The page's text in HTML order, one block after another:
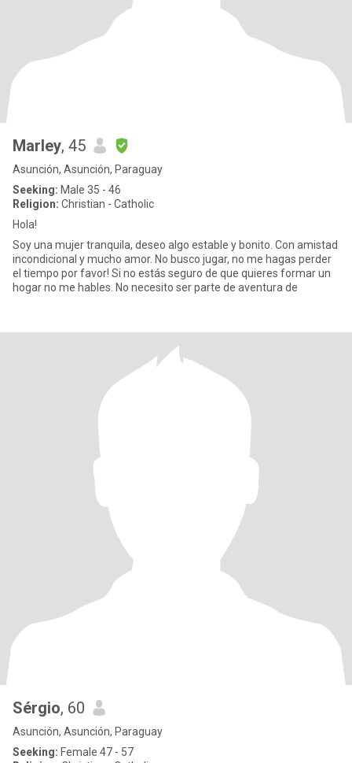
Marley, 45
Asunción, Asunción, Paraguay
Seeking: Male 35 - 46
Religion: Christian - Catholic
Hola!
Soy una mujer tranquila, deseo algo estable y bonito. Con amistad
incondicional y mucho amor. No busco jugar, no me hagas perder
el tiempo por favor! Si no estás seguro de que quieres formar un
hogar no me hables. No necesito ser parte de aventura de
Sérgio, 60
Asunción, Asunción, Paraguay
Seeking: Female 47 - 57